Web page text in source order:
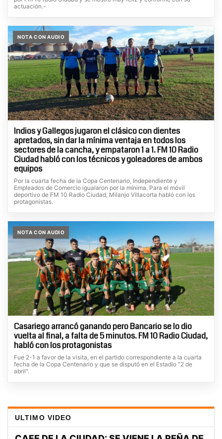
actuación.-
NOTA CON AUDIO
Indios y Gallegos jugaron el clásico con dientes
apretados, sin dar la mínima ventaja en todos los
sectores de la cancha, y empataron 1 a 1. FM 10 Radio
Ciudad habló con los técnicos y goleadores de ambos
equipos
Por la cuarta fecha de la Copa Centenario, Independiente y
Empleados de Comercio igualaron por la mínima. Para el móvil
deportivo de FM 10 Radio Ciudad, Milanjo Villacorta habló con los
protagonistas.
NOTA CON AUDIO
Casariego arrancó ganando pero Bancario se lo dio
vuelta al final, a falta de 5 minutos. FM 10 Radio Ciudad,
habló con los protagonistas
Fue 2-1 a favor de la visita, en el partido correspondiente a la cuarta
fecha de la Copa Centenario y que se disputó en el Estadio "2 de
abril".
ULTIMO VIDEO